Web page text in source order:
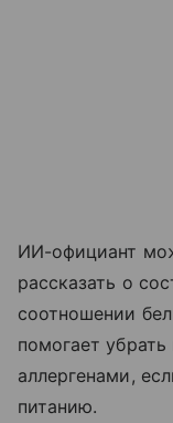
ИИ-официант
рассказать о
соотношении
помогает
аллергенами,
питанию.